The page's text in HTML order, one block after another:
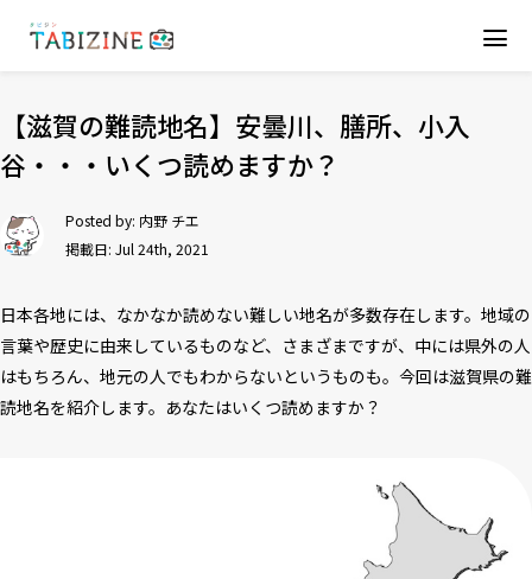
【滋賀の難読地名】安曇川、膳所、小入
谷・・・いくつ読めますか？
Posted by: 内野 チエ
掲載日: Jul 24th, 2021
日本各地には、なかなか読めない難しい地名が多数存在します。地域の
言葉や歴史に由来しているものなど、さまざまですが、中には県外の人
はもちろん、地元の人でもわからないというものも。今回は滋賀県の難
読地名を紹介します。あなたはいくつ読めますか？